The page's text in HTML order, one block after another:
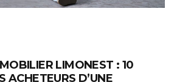
LIMONEST : 10
ACHETEURS D’UNE